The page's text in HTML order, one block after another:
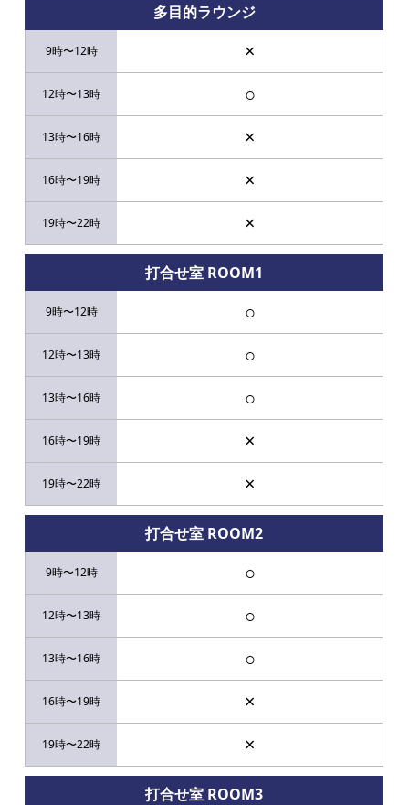
多目的ラウンジ
×
○
×
×
×
打合せ室 ROOM1
○
○
○
×
×
打合せ室 ROOM2
○
○
○
×
×
打合せ室 ROOM3